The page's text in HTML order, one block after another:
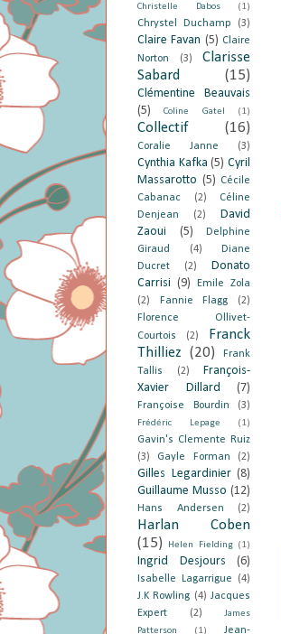
Christelle Dabos (1)
Chrystel Duchamp (3)
Claire Favan (5) Claire
Norton
(3)
Clarisse
Sabard
(15)
Clémentine Beauvais
(5)
Coline Gatel (1)
Collectif (16)
Coralie Janne (3)
Cynthia Kafka (5) Cyril
Massarotto (5) Cécile
Cabanac
(2)
Céline
Denjean
(2)
David
Zaoui
(5)
Delphine
Giraud
(4)
Diane
Ducret
(2)
Donato
Carrisi (9)
Emile Zola
(2)
Fannie Flagg
(2)
Florence Ollivet-
Courtois
(2)
Franck
Thilliez (20)
Frank
Tallis
(2)
François-
Xavier Dillard
(7)
Françoise Bourdin (3)
Frédéric Lepage (1)
Gavin's Clemente Ruiz
(3)
Gayle Forman (2)
Gilles Legardinier (8)
Guillaume Musso (12)
Hans Andersen (2)
Harlan Coben
(15)
Helen Fielding (1)
Ingrid Desjours (6)
Isabelle Lagarrigue
(4)
J.K Rowling (4) Jacques
Expert
(2)
James
Patterson
(1) Jean-